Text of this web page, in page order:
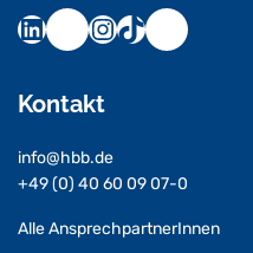
Kontakt
info@hbb.de
+49 (0) 40 60 09 07-0
Alle AnsprechpartnerInnen